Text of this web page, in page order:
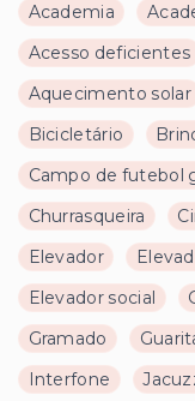
Academia
Acesso deficientes
Aquecimento solar
Bicicletário
Campo de futebol
Churrasqueira
Elevador
Elevador social
Gramado
Interfone